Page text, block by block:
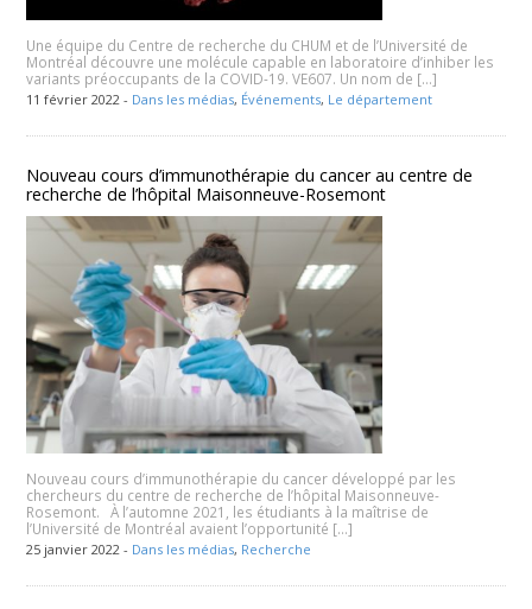
Une équipe du Centre de recherche du CHUM et de l’Université de
Montréal découvre une molécule capable en laboratoire d’inhiber les
variants préoccupants de la COVID-19. VE607. Un nom de […]
11 février 2022 - Dans les médias, Événements, Le département
Nouveau cours d’immunothérapie du cancer au centre de
recherche de l’hôpital Maisonneuve-Rosemont
Nouveau cours d’immunothérapie du cancer développé par les
chercheurs du centre de recherche de l’hôpital Maisonneuve-
Rosemont. À l’automne 2021, les étudiants à la maîtrise de
l’Université de Montréal avaient l’opportunité […]
25 janvier 2022 - Dans les médias, Recherche